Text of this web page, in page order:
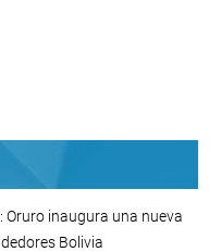
inaugura una nueva
Bolivia